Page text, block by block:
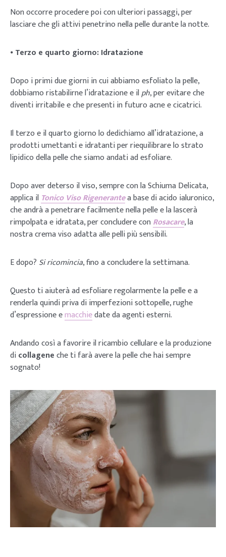
Non occorre procedere poi con ulteriori passaggi, per
lasciare che gli attivi penetrino nella pelle durante la notte.
⦁Terzo e quarto giorno: Idratazione
Dopo i primi due giorni in cui abbiamo esfoliato la pelle,
dobbiamo ristabilirne l’idratazione e ilph, per evitare che
diventi irritabile e che presenti in futuro acne e cicatrici.
Il terzo e il quarto giorno lo dedichiamo all’idratazione, a
prodotti umettanti e idratanti per riequilibrare lo strato
lipidico della pelle che siamo andati ad esfoliare.
Dopo aver deterso il viso, sempre con la Schiuma Delicata,
applica il Tonico Viso Rigenerantea base di acido ialuronico,
che andrà a penetrare facilmente nella pelle e la lascerà
rimpolpata e idratata, per concludere conRosacare, la
nostra crema viso adatta alle pelli più sensibili.
E dopo? Si ricomincia, fino a concludere la settimana.
Questo ti aiuterà ad esfoliare regolarmente la pelle e a
renderla quindi priva di imperfezioni sottopelle, rughe
d’espressione emacchiedate da agenti esterni.
Andando così a favorire il ricambio cellulare e la produzione
dicollageneche ti farà avere la pelle che hai sempre
sognato!